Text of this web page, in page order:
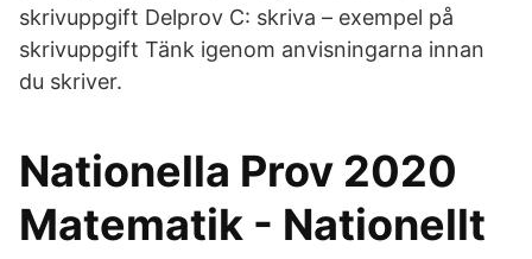
skrivuppgift Delprov C: skriva – exempel på
skrivuppgift Tänk igenom anvisningarna innan
du skriver.
Nationella Prov 2020
Matematik - Nationellt